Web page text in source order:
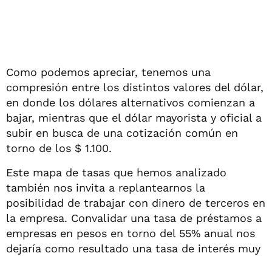
Como podemos apreciar, tenemos una
compresión entre los distintos valores del dólar,
en donde los dólares alternativos comienzan a
bajar, mientras que el dólar mayorista y oficial a
subir en busca de una cotización común en
torno de los $ 1.100.
Este mapa de tasas que hemos analizado
también nos invita a replantearnos la
posibilidad de trabajar con dinero de terceros en
la empresa. Convalidar una tasa de préstamos a
empresas en pesos en torno del 55% anual nos
dejaría como resultado una tasa de interés muy